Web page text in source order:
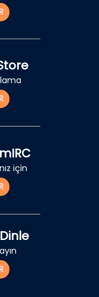
için